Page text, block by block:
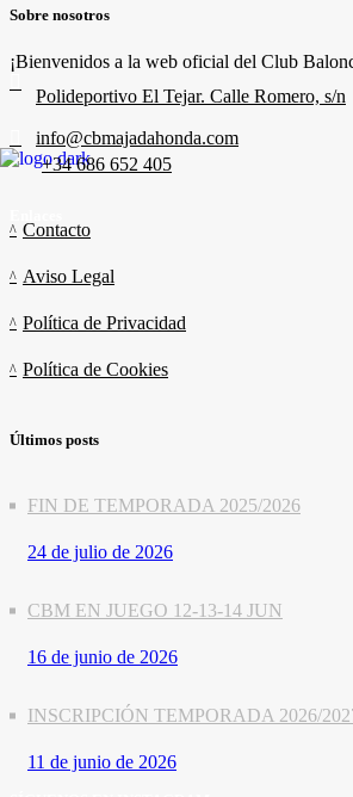
Sobre nosotros
¡Bienvenidos a la web oficial del Club
Polideportivo El Tejar. Calle Romero, s/n
info@cbmajadahonda.com
+34 686 652 405
Contacto
Aviso Legal
Política de Privacidad
Política de Cookies
Últimos posts
FIN DE TEMPORADA 2025/2026
24 de julio de 2026
CBM EN JUEGO 12-13-14 JUN
16 de junio de 2026
INSCRIPCIÓN TEMPORADA 2026/
11 de junio de 2026